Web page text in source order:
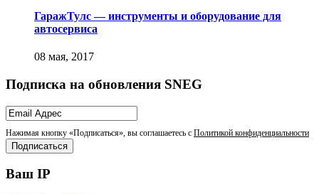
ГаражТулс — инструменты и оборудование для
автосервиса
Подписка на обновления SNEG
Нажимая кнопку «Подписаться», вы соглашаетесь с Политикой конфиденциальности
Ваш IP